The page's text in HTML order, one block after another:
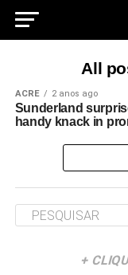
All
ACRE 2 anos ago
Sunderland
handy knack in
+